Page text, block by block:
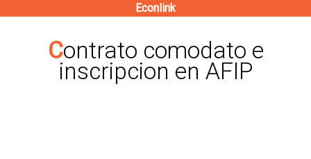
contenido
principal
Econlink
Contrato comodato e
inscripcion en AFIP